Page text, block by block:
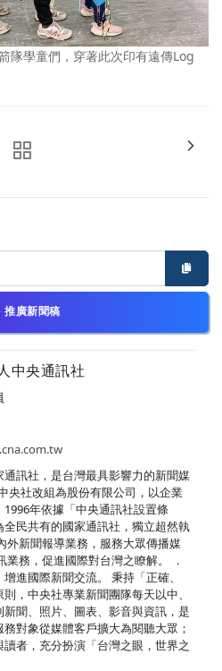
隊學童們，穿著此次印有遠傳Log
推廣新聞稿
中央通訊社
訊社，是台灣最具影響力的新聞媒
央社改組為股份有限公司，以企業
年依據「中央通訊社設置條
民共有的國家通訊社，獨立超然執
外新聞報導業務，服務大眾傳播媒
務，促進國際對台灣之瞭解。 ．
進國際新聞交流。 秉持「正確、
，中央社專業新聞團隊每天以中、
聞、照片、圖表、影音與資訊，是
對象從媒體客戶擴大為閱聽大眾；
者，充分扮演「台灣之眼，世界之